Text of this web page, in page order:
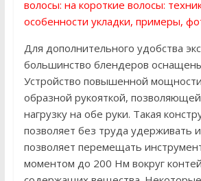
волосы: на короткие волосы:
особенности укладки, примеры,
Для дополнительного удобства
большинство блендеров
Устройство повышенной
образной рукояткой,
нагрузку на обе руки. Такая
позволяет без труда удерживать
позволяет перемещать
моментом до 200 Нм вокруг